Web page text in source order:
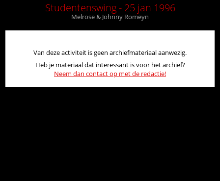
Studentenswing - 25 jan 1996
Melrose & Johnny Romeyn
Van deze activiteit is geen archiefmateriaal aanwezig.
Heb je materiaal dat interessant is voor het archief?
Neem dan contact op met de redactie!